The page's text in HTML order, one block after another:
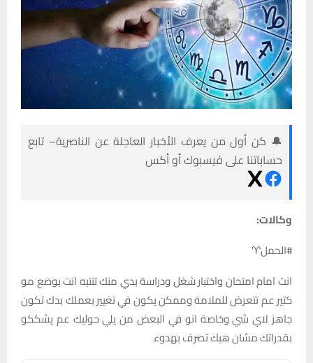
🔔 كن أول من يعرف الأخبار العاجلة عن الناصرية– تابع
حساباتنا على فيسبوك أو أكس
وكالات:
#الحمل♈️
انت امام امتحان واختبار شغل ودراسة بدي منك تنتبه انت بوضع مو
كتير عم تتعرض للملامة وممكن يكون في تغيير بعملك بدك تكون
جاهز لاي شي وخاصة انو في البعض من يلي حوليك عم يشككو
بقدراتك مشان هيك تصرف بهدوء